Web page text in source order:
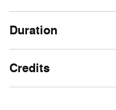
Duration
Credits